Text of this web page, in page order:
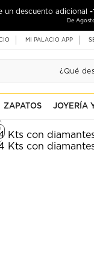
un descuento adicional -
De
MI PALACIO APP
ZAPATOS JOYERÍA